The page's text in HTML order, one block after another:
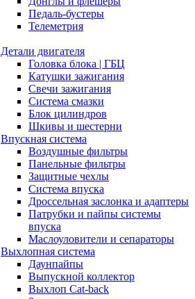
Педаль-бустеры
Телеметрия
Детали двигателя
Головка блока | ГБЦ
Катушки зажигания
Свечи зажигания
Система смазки
Блок цилиндров
Шкивы и шестерни
Впускная система
Воздушные фильтры
Панельные фильтры
Защитные чехлы
Система впуска
Дроссельная заслонка и адаптеры
Патрубки и пайпы системы
впуска
Маслоуловители и сепараторы
Выхлопная система
Даунпайпы
Выпускной коллектор
Выхлоп Cat-back